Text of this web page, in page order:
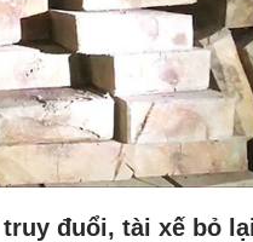
truy đuổi, tài xế bỏ